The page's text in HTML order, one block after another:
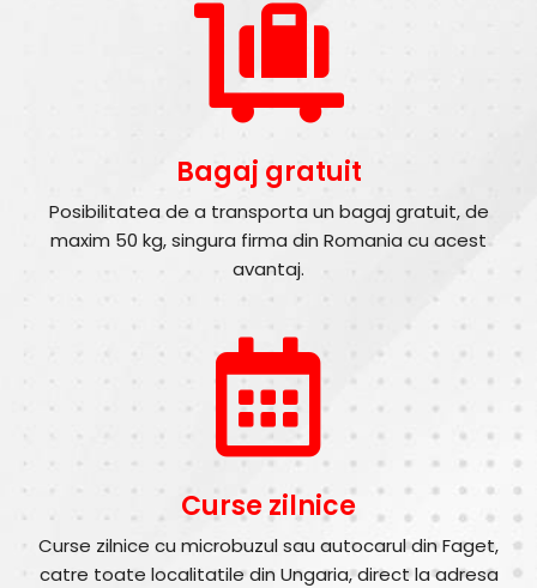
Bagaj gratuit
Posibilitatea de a transporta un bagaj gratuit, de
maxim 50 kg, singura firma din Romania cu acest
avantaj.
Curse zilnice
Curse zilnice cu microbuzul sau autocarul din Faget,
catre toate localitatile din Ungaria, direct la adresa